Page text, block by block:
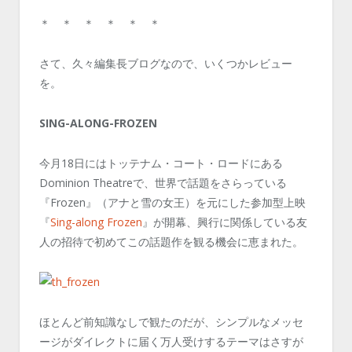
＊ ＊ ＊ ＊ ＊ ＊
さて、久々編集長ブログなので、いくつかレビュー
を。
SING-ALONG-FROZEN
今月18日にはトッテナム・コート・ロードにある
Dominion Theatreで、世界で話題をさらっている
『Frozen』（アナと雪の女王）を元にした参加型上映
『Sing-along Frozen 』が開幕、興行に関係している友
人の招待で初めてこの話題作を観る機会に恵まれた。
ほとんど前知識なしで観たのだが、シンプルなメッセ
ージがダイレクトに届く万人受けするテーマはさすが